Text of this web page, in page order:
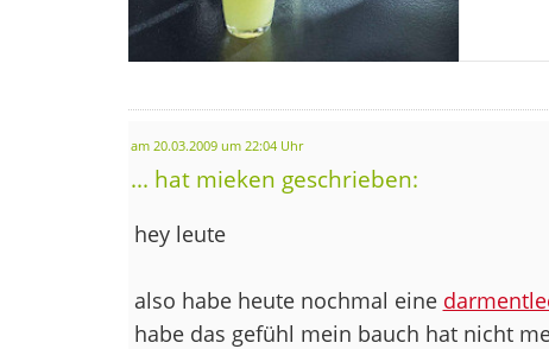
am 20.03.2009 um 22:04 Uhr
... hat mieken geschrieben:
hey leute
also habe heute nochmal eine
habe das gefühl mein bauch hat nicht